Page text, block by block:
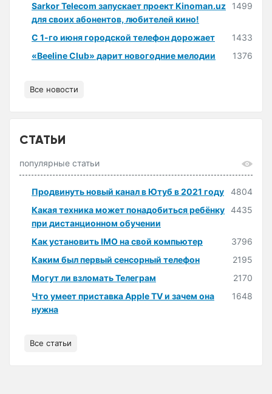
Sarkor Telecom запускает проект Kinoman.uz
для своих абонентов, любителей кино!
1499
С 1-го июня городской телефон дорожает
1433
«Beeline Club» дарит новогодние мелодии
1376
Все новости
СТАТЬИ
популярные статьи
Продвинуть новый канал в Ютуб в 2021 году
4804
Какая техника может понадобиться ребёнку
при дистанционном обучении
4435
Как установить IMO на свой компьютер
3796
Каким был первый сенсорный телефон
2195
Могут ли взломать Телеграм
2170
Что умеет приставка Apple TV и зачем она
нужна
1648
Все статьи